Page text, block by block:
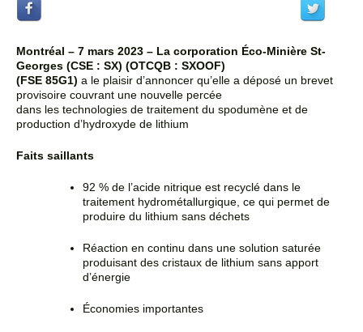
Montréal – 7 mars 2023 – La corporation Éco-Minière St-
Georges (CSE : SX) (OTCQB : SXOOF)
(FSE 85G1) a le plaisir d’annoncer qu’elle a déposé un brevet
provisoire couvrant une nouvelle percée
dans les technologies de traitement du spodumène et de
production d’hydroxyde de lithium
Faits saillants
92 % de l’acide nitrique est recyclé dans le
traitement hydrométallurgique, ce qui permet de
produire du lithium sans déchets
Réaction en continu dans une solution saturée
produisant des cristaux de lithium sans apport
d’énergie
Économies importantes